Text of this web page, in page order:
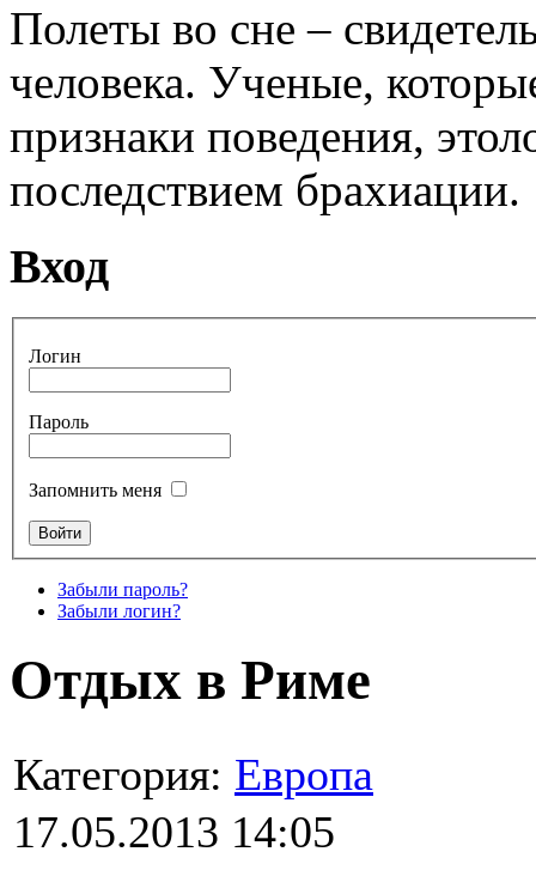
Полеты во сне –
человека. Ученые,
признаки поведения,
последствием брахиации.
Вход
Логин
Пароль
Запомнить меня
Забыли пароль?
Забыли логин?
Отдых в Риме
Категория: Европа
17.05.2013 14:05